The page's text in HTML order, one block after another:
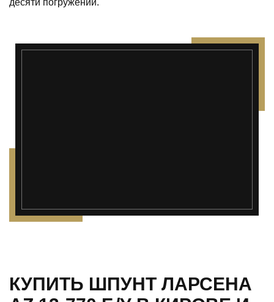
десяти погружений.
КУПИТЬ ШПУНТ ЛАРСЕНА